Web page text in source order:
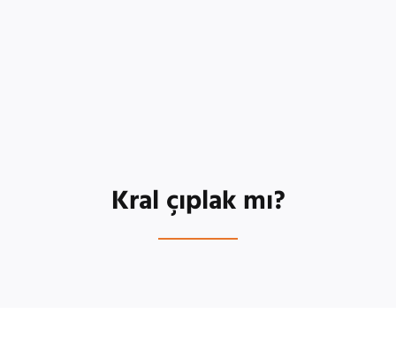
Kral çıplak mı?